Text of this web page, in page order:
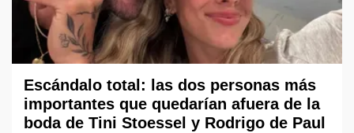
Escándalo total: las dos personas más
importantes que quedarían afuera de la
boda de Tini Stoessel y Rodrigo de Paul